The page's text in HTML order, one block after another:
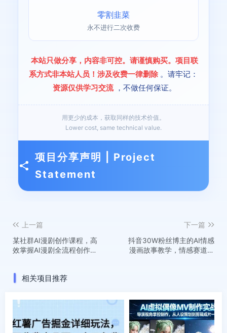
零割韭菜
永不进行二次收费
本站只做分享，内容非可控。请谨慎购买。项目联
系方式非本站人员！涉及收费一律删除 。请牢记：
资源仅供学习交流 ，不做任何保证。
用更少的成本，获取同样的技术价值。
Lower cost, same technical value.
项目分享声明 | Project
Statement
上一篇
某社群AI漫剧创作课程，高
效掌握AI漫剧全流程创作技
下一篇
抖音30W粉丝博主的AI情感
漫画故事教学，情感赛道永
相关项目推荐